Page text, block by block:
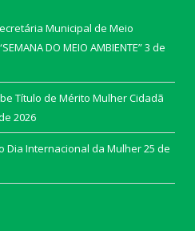
Municipal de Meio
DO MEIO AMBIENTE”3 de
Título de Mérito Mulher Cidadã
2026
Dia Internacional da Mulher25 de